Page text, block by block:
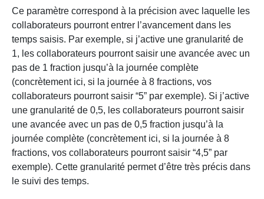
Ce paramètre correspond à la précision avec laquelle les
collaborateurs pourront entrer l’avancement dans les
temps saisis. Par exemple, si j’active une granularité de
1, les collaborateurs pourront saisir une avancée avec un
pas de 1 fraction jusqu’à la journée complète
(concrètement ici, si la journée à 8 fractions, vos
collaborateurs pourront saisir “5” par exemple). Si j’active
une granularité de 0,5, les collaborateurs pourront saisir
une avancée avec un pas de 0,5 fraction jusqu’à la
journée complète (concrètement ici, si la journée à 8
fractions, vos collaborateurs pourront saisir “4,5” par
exemple). Cette granularité permet d’être très précis dans
le suivi des temps.